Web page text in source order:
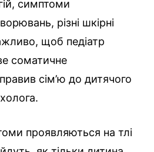
симптоми
різні шкірні
щоб педіатр
соматичне
сім’ю до дитячого
проявляються на тлі